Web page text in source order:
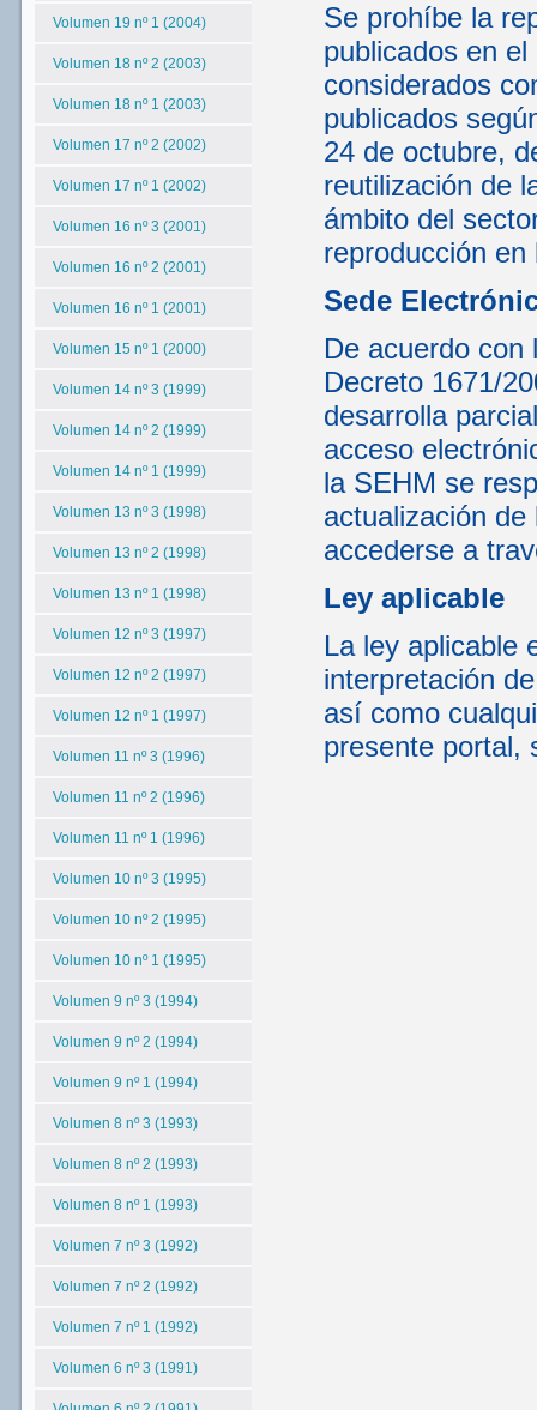
Volumen 19 nº 1 (2004)
Volumen 18 nº 2 (2003)
Volumen 18 nº 1 (2003)
Volumen 17 nº 2 (2002)
Volumen 17 nº 1 (2002)
Volumen 16 nº 3 (2001)
Volumen 16 nº 2 (2001)
Volumen 16 nº 1 (2001)
Volumen 15 nº 1 (2000)
Volumen 14 nº 3 (1999)
Volumen 14 nº 2 (1999)
Volumen 14 nº 1 (1999)
Volumen 13 nº 3 (1998)
Volumen 13 nº 2 (1998)
Volumen 13 nº 1 (1998)
Volumen 12 nº 3 (1997)
Volumen 12 nº 2 (1997)
Volumen 12 nº 1 (1997)
Volumen 11 nº 3 (1996)
Volumen 11 nº 2 (1996)
Volumen 11 nº 1 (1996)
Volumen 10 nº 3 (1995)
Volumen 10 nº 2 (1995)
Volumen 10 nº 1 (1995)
Volumen 9 nº 3 (1994)
Volumen 9 nº 2 (1994)
Volumen 9 nº 1 (1994)
Volumen 8 nº 3 (1993)
Volumen 8 nº 2 (1993)
Volumen 8 nº 1 (1993)
Volumen 7 nº 3 (1992)
Volumen 7 nº 2 (1992)
Volumen 7 nº 1 (1992)
Volumen 6 nº 3 (1991)
Se prohíbe la
publicados en
considerados
publicados
24 de octubre,
reutilización de
ámbito del
reproducción
Sede
De acuerdo con
Decreto 1671/
desarrolla
acceso
la SEHM se
actualización
accederse a
Ley aplicable
La ley aplicable
interpretación
así como
presente portal,